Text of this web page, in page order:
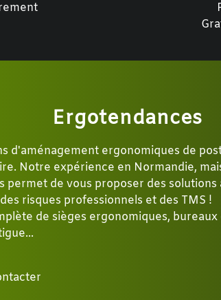
Ergotendances
d'aménagement ergonomiques de
Notre expérience en Normandie,
permet de vous proposer des solutions
risques professionnels et des TMS !
de sièges ergonomiques, bureaux